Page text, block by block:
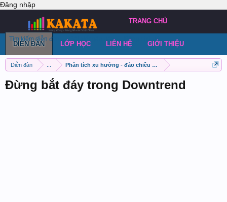
Đăng nhập
Diễn đàn Phân tích xu hướng - đảo chiều xu hướng
Đừng bắt đáy trong Downtrend
TRANG CHỦ
DIỄN ĐÀN
Tìm kiếm diễn đàn Bài viết gần đây Đăng chủ đề
LỚP HỌC LIÊN HỆ GIỚI THIỆU